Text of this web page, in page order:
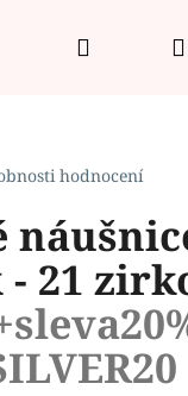
Hledat
hodnocení
21